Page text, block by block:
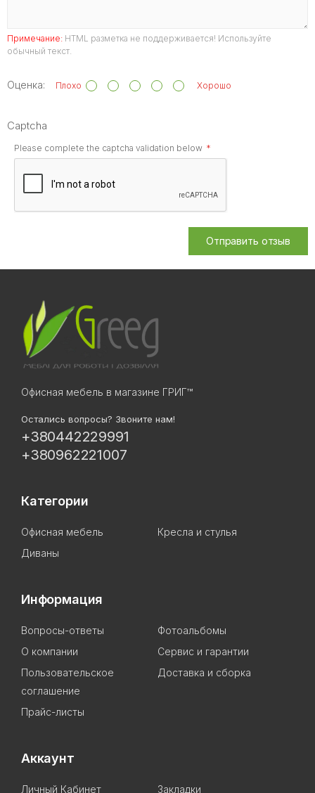
Примечание: HTML разметка не поддерживается! Используйте
обычный текст.
Оценка: Плохо Хорошо
Captcha
Please complete the captcha validation below
Отправить отзыв
Офисная мебель в магазине ГРИГ™
Остались вопросы? Звоните нам!
+380442229991
+380962221007
Категории
Офисная мебель
Кресла и стулья
Диваны
Информация
Вопросы-ответы
Фотоальбомы
О компании
Сервис и гарантии
Пользовательское
соглашение
Доставка и сборка
Прайс-листы
Аккаунт
Личный Кабинет Закладки